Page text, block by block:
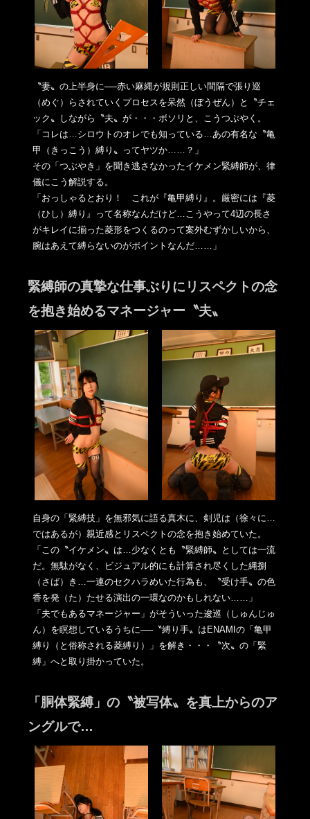
〝妻〟の上半身に──赤い麻縄が規則正しい間隔で張り巡
（めぐ）
らされていくプロセスを呆然（ぼうぜん）と〝チェ
ック〟しながら
〝夫〟が・・・ボソリと、こうつぶやく。
「コレは…シロウトのオレでも知っている…あの有名な〝亀
甲（き っこう）縛り〟ってヤツか……？」
その「つぶやき」を聞き逃さなかったイケメン緊縛師が、律
儀にこ う解説する。
「おっしゃるとおり！ これが『亀甲縛り』。厳密には『菱
（ひし）縛り』って名称なんだけど…こうやって4辺の長さ
がキレイに揃った菱形をつくるのって案外むずかしいから、
腕はあえて縛らないのがポイントなんだ…… 」
緊縛師の真摯な仕事ぶりにリスペクトの念
を抱き始めるマネージャー〝夫〟
自身の「緊縛技」を無邪気に語る真木に、剣児は（徐々に…
ではあるが）親近感とリスペクトの念を抱き始めていた。
「この〝イケメン〟は…少なくとも〝緊縛師〟としては一流
だ。無駄がなく、ビジュアル的にも計算され尽くした縄捌
（さば）き…一連のセクハラめいた行為も、〝受け手〟の色
香を発（た）たせる演出の一環なのかもしれない……」
「夫でもあるマネージャー」がそういった逡巡（しゅんじゅ
ん）を瞑想しているうちに──〝縛り手〟はENAMIの「亀甲
縛り（と俗称される菱縛り）」を解き・・・〝次〟の「緊
縛」へと取り掛かっていた。
「胴体緊縛」の〝被写体〟を真上からのア
ングルで…